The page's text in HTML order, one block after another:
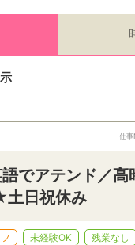
仕事
でアテンド／高
日祝休み
未経験OK
残業なし